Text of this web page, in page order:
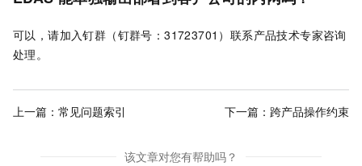
可以，请加入钉群（钉群号：31723701）联系产品技术专家咨询
处理。
上一篇： 常见问题索引 下一篇： 跨产品操作约束
该文章对您有帮助吗？